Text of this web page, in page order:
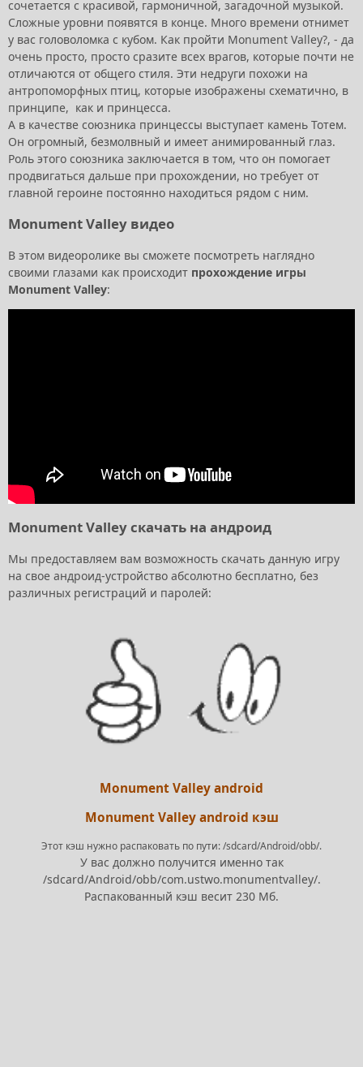
сочетается с красивой, гармоничной, загадочной музыкой.
Сложные уровни появятся в конце. Много времени отнимет
у вас головоломка с кубом. Как пройти Monument Valley?, - да
очень просто, просто сразите всех врагов, которые почти не
отличаются от общего стиля. Эти недруги похожи на
антропоморфных птиц, которые изображены схематично, в
принципе, как и принцесса.
А в качестве союзника принцессы выступает камень Тотем.
Он огромный, безмолвный и имеет анимированный глаз.
Роль этого союзника заключается в том, что он помогает
продвигаться дальше при прохождении, но требует от
главной героине постоянно находиться рядом с ним.
Monument Valley видео
В этом видеоролике вы сможете посмотреть наглядно
своими глазами как происходит прохождение игры
Monument Valley:
Monument Valley скачать на андроид
Мы предоставляем вам возможность скачать данную игру
на свое андроид-устройство абсолютно бесплатно, без
различных регистраций и паролей:
Monument Valley android
Monument Valley android кэш
Этот кэш нужно распаковать по пути: /sdcard/Android/obb/.
У вас должно получится именно так
/sdcard/Android/obb/com.ustwo.monumentvalley/.
Распакованный кэш весит 230 Мб.